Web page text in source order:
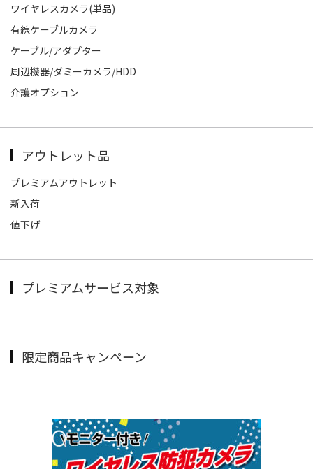
ワイヤレスカメラ(単品)
有線ケーブルカメラ
ケーブル/アダプター
周辺機器/ダミーカメラ/HDD
介護オプション
アウトレット品
プレミアムアウトレット
新入荷
値下げ
プレミアムサービス対象
限定商品キャンペーン